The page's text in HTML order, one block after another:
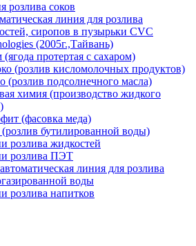
розлива соков
линия для розлива
сиропов в пузырьки CVC
(2005г.,Тайвань)
протертая с сахаром)
(розлив кисломолочных продуктов)
(розлив подсолнечного масла)
химия (производство жидкого
(фасовка меда)
бутилированной воды)
розлива жидкостей
розлива ПЭТ
линия для розлива
воды
розлива напитков